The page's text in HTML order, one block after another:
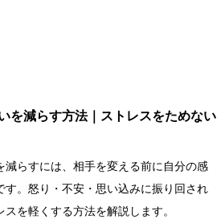
を減らす方法｜ストレスをためない
減らすには、相手を変える前に自分の感
す。怒り・不安・思い込みに振り回され
を軽くする方法を解説します。